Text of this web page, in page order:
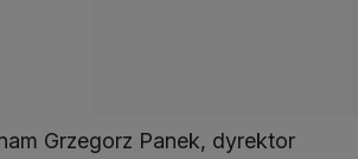
Grzegorz Panek, dyrektor